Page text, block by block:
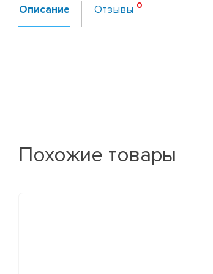
Описание Отзывы
Похожие товары